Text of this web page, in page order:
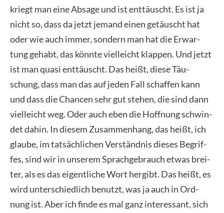
kriegt man eine Absa­ge und ist ent­täuscht. Es ist ja
nicht so, dass da jetzt jemand einen getäuscht hat
oder wie auch immer, son­dern man hat die Erwar­
tung gehabt, das könn­te viel­leicht klap­pen. Und jetzt
ist man qua­si ent­täuscht. Das heißt, die­se Täu­
schung, dass man das auf jeden Fall schaf­fen kann
und dass die Chan­cen sehr gut ste­hen, die sind dann
viel­leicht weg. Oder auch eben die Hoff­nung schwin­
det dahin. In die­sem Zusam­men­hang, das heißt, ich
glau­be, im tat­säch­li­chen Ver­ständ­nis die­ses Begrif­
fes, sind wir in unse­rem Sprach­ge­brauch etwas brei­
ter, als es das eigent­li­che Wort her­gibt. Das heißt, es
wird unter­schied­lich benutzt, was ja auch in Ord­
nung ist. Aber ich fin­de es mal ganz inter­es­sant, sich